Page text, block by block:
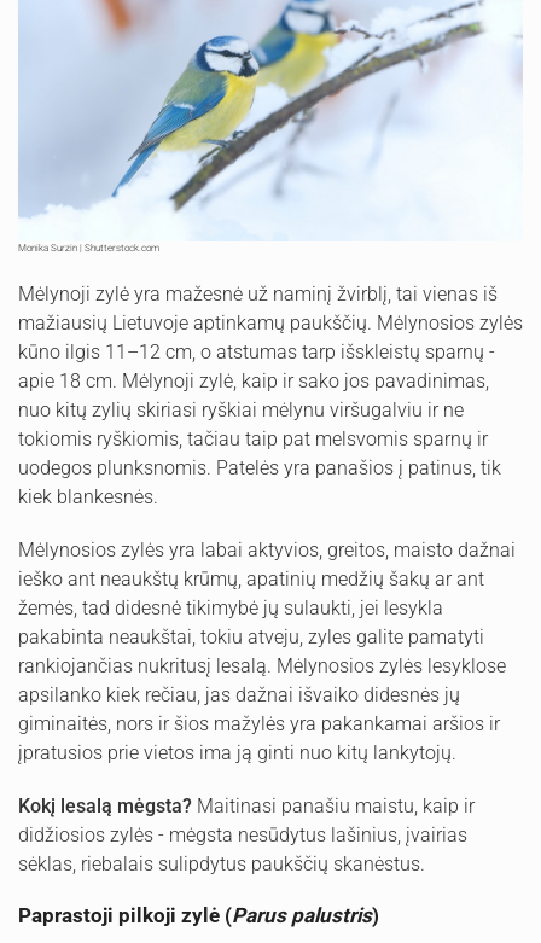
Monika Surzin | Shutterstock.com
Mėlynoji zylė yra mažesnė už naminį žvirblį, tai vienas iš
mažiausių Lietuvoje aptinkamų paukščių. Mėlynosios zylės
kūno ilgis 11–12 cm, o atstumas tarp išskleistų sparnų -
apie 18 cm. Mėlynoji zylė, kaip ir sako jos pavadinimas,
nuo kitų zylių skiriasi ryškiai mėlynu viršugalviu ir ne
tokiomis ryškiomis, tačiau taip pat melsvomis sparnų ir
uodegos plunksnomis. Patelės yra panašios į patinus, tik
kiek blankesnės.
Mėlynosios zylės yra labai aktyvios, greitos, maisto dažnai
ieško ant neaukštų krūmų, apatinių medžių šakų ar ant
žemės, tad didesnė tikimybė jų sulaukti, jei lesykla
pakabinta neaukštai, tokiu atveju, zyles galite pamatyti
rankiojančias nukritusį lesalą. Mėlynosios zylės lesyklose
apsilanko kiek rečiau, jas dažnai išvaiko didesnės jų
giminaitės, nors ir šios mažylės yra pakankamai aršios ir
įpratusios prie vietos ima ją ginti nuo kitų lankytojų.
Kokį lesalą mėgsta? Maitinasi panašiu maistu, kaip ir
didžiosios zylės - mėgsta nesūdytus lašinius, įvairias
sėklas, riebalais sulipdytus paukščių skanėstus.
Paprastoji pilkoji zylė (Parus palustris)